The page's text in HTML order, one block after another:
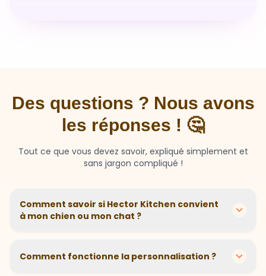
Des questions ? Nous avons
les réponses ! 🤔
Tout ce que vous devez savoir, expliqué simplement et
sans jargon compliqué !
Comment savoir si Hector Kitchen convient
à mon chien ou mon chat ?
recettes personnalisées selon l'âge, la race, le poids et
les sensibilités de votre compagnon. Si votre animal a
Comment fonctionne la personnalisation ?